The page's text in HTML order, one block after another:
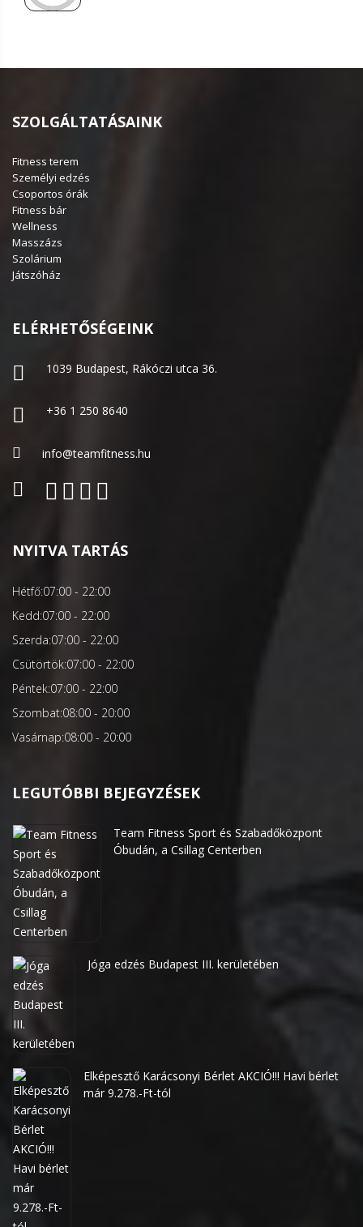
SZOLGÁLTATÁSAINK
Fitness terem
Személyi edzés
Csoportos órák
Fitness bár
Wellness
Masszázs
Szolárium
Játszóház
ELÉRHETŐSÉGEINK
1039 Budapest, Rákóczi utca 36.
+36 1 250 8640
info@teamfitness.hu
NYITVA TARTÁS
Hétfő:07:00 - 22:00
Kedd:07:00 - 22:00
Szerda:07:00 - 22:00
Csütörtök:07:00 - 22:00
Péntek:07:00 - 22:00
Szombat:08:00 - 20:00
Vasárnap:08:00 - 20:00
LEGUTÓBBI BEJEGYZÉSEK
Team Fitness Sport és Szabadőközpont
Óbudán, a Csillag Centerben
Jóga edzés Budapest III. kerületében
Elképesztő Karácsonyi Bérlet AKCIÓ!!! Havi bérlet
már 9.278.-Ft-tól